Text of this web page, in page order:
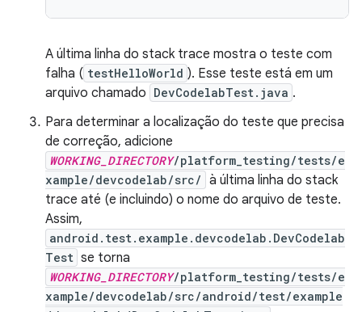
A última linha do stack trace mostra o teste com
falha ( testHelloWorld ). Esse teste está em um
arquivo chamado DevCodelabTest.java .
Para determinar a localização do teste que precisa
de correção, adicione
WORKING_DIRECTORY/platform_testing/tests/e
xample/devcodelab/src/ à última linha do stack
trace até (e incluindo) o nome do arquivo de teste.
Assim,
android.test.example.devcodelab.DevCodelab
Test se torna
WORKING_DIRECTORY/platform_testing/tests/e
xample/devcodelab/src/android/test/example